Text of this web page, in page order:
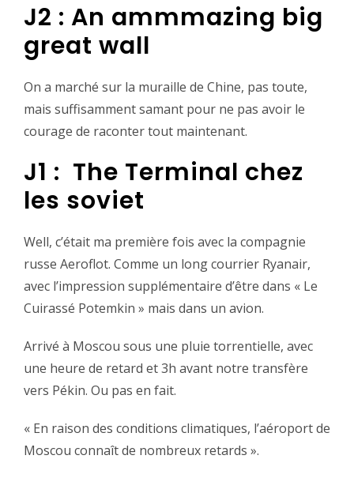
J2 : An ammmazing big
great wall
On a marché sur la muraille de Chine, pas toute,
mais suffisamment samant pour ne pas avoir le
courage de raconter tout maintenant.
J1 : The Terminal chez
les soviet
Well, c’était ma première fois avec la compagnie
russe Aeroflot. Comme un long courrier Ryanair,
avec l’impression supplémentaire d’être dans « Le
Cuirassé Potemkin » mais dans un avion.
Arrivé à Moscou sous une pluie torrentielle, avec
une heure de retard et 3h avant notre transfère
vers Pékin. Ou pas en fait.
« En raison des conditions climatiques, l’aéroport de
Moscou connaît de nombreux retards ».